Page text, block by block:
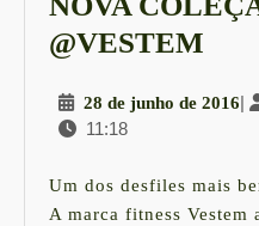
@VESTEM
28 de junho de 201628
de
|
11:18
Um dos desfiles mais
A marca fitness Vestem